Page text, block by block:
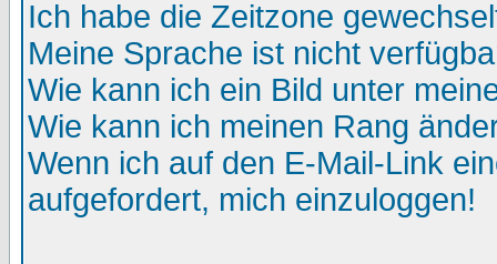
Ich habe die Zeitzone
Meine Sprache ist nicht
Wie kann ich ein Bild unter
Wie kann ich meinen Rang
Wenn ich auf den E-Mail-Link
aufgefordert, mich einzuloggen!